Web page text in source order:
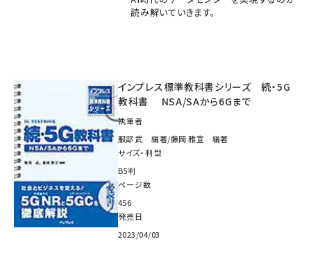
読み解いていきます。
インプレス標準教科書シリーズ 続・5G
教科書 NSA/SAから6Gまで
執筆者
服部 武 編著/藤岡 雅宣 編著
サイズ・判型
B5判
ページ数
456
発売日
2023/04/03